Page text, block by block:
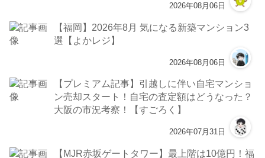
2026年08月06日
【福岡】2026年8月 気になる新築マンション3
選【よかレジ】
2026年08月06日
【プレミアム記事】引越しに伴い自宅マンショ
ン売却スタート！自宅の査定額はどうなった？
大阪の市況考察！【すごろく】
2026年07月31日
【MJR赤坂ゲートタワー】最上階は10億円！福